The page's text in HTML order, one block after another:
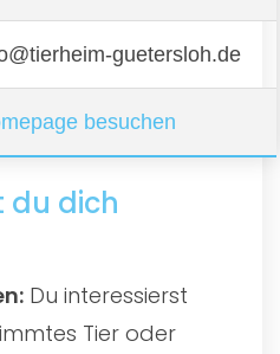
guetersloh.de
besuchen
du dich
Du interessierst
Tier oder